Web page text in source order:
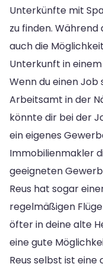
Unterkünfte mit
zu finden.
auch die
Unterkunft in
Wenn du einen Job
Arbeitsamt in der
könnte dir bei der
ein eigenes
Immobilienmakler
geeigneten
Reus hat sogar
regelmäßigen
öfter in deine alte
eine gute
Reus selbst ist